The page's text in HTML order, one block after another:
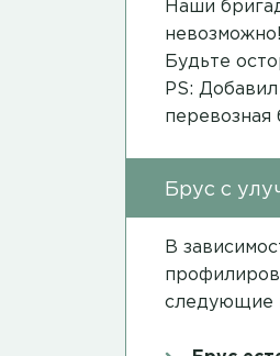
Наши
невозможно!
Будьте
PS:
перевозная
Брус с
В
следующие